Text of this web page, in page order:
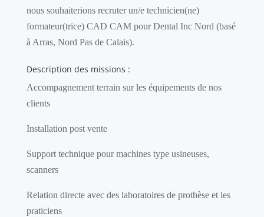
nous souhaiterions recruter un/etechnicien(ne)
formateur(trice) CAD CAM pour Dental Inc Nord (basé
à Arras, Nord Pas de Calais).
Description des missions :
Accompagnement terrain sur les équipements de nos
clients
Installation post vente
Support technique pour machines type usineuses,
scanners
Relation directe avec des laboratoires de prothèse et les
praticiens